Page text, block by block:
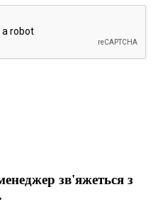
зв'яжеться з